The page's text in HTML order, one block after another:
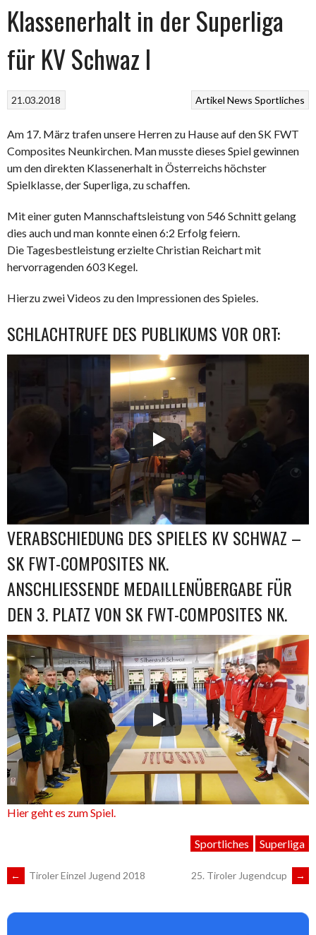
Klassenerhalt in der Superliga
für KV Schwaz I
Artikel News Sportliches
21.03.2018
Am 17. März trafen unsere Herren zu Hause auf den SK FWT
Composites Neunkirchen. Man musste dieses Spiel gewinnen
um den direkten Klassenerhalt in Österreichs höchster
Spielklasse, der Superliga, zu schaffen.
Mit einer guten Mannschaftsleistung von 546 Schnitt gelang
dies auch und man konnte einen 6:2 Erfolg feiern.
Die Tagesbestleistung erzielte Christian Reichart mit
hervorragenden 603 Kegel.
Hierzu zwei Videos zu den Impressionen des Spieles.
SCHLACHTRUFE DES PUBLIKUMS VOR ORT:
VERABSCHIEDUNG DES SPIELES KV SCHWAZ –
SK FWT-COMPOSITES NK.
ANSCHLIESSENDE MEDAILLENÜBERGABE FÜR D
EN 3. PLATZ VON SK FWT-COMPOSITES NK.
Hier geht es zum Spiel.
Sportliches Superliga
ARTIKEL-
NAVIGATION
← Tiroler Einzel Jugend 2018 25. Tiroler Jugendcup →